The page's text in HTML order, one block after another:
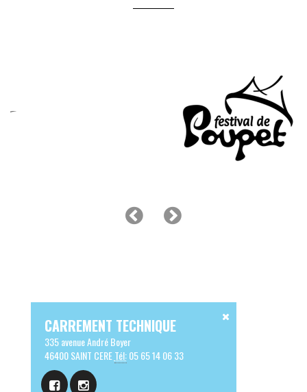
CARREMENT TECHNIQUE
335 avenue André Boyer
46400 SAINT CERETél:05 65 14 06 33